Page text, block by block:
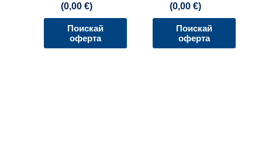
(0,00 €)
Поискай
оферта
(0,00€)
Поискай
оферта